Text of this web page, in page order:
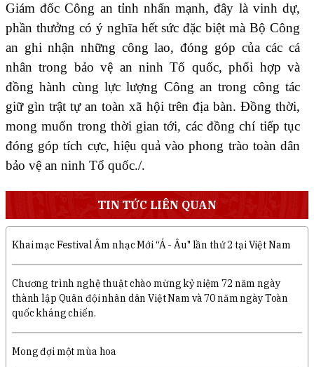
Giám đốc Công an tỉnh nhấn mạnh, đây là vinh dự,
phần thưởng có ý nghĩa hết sức đặc biệt mà Bộ Công
an ghi nhận những công lao, đóng góp của các cá
nhân trong bảo vệ an ninh Tổ quốc, phối hợp và
đồng hành cùng lực lượng Công an trong công tác
giữ gìn trật tự an toàn xã hội trên địa bàn. Đồng thời,
mong muốn trong thời gian tới, các đồng chí tiếp tục
đóng góp tích cực, hiệu quả vào phong trào toàn dân
bảo vệ an ninh Tổ quốc./.
TIN TỨC LIÊN QUAN
Khai mạc Festival Âm nhạc Mới “Á - Âu" lần thứ 2 tại Việt Nam
Chương trình nghệ thuật chào mừng kỷ niệm 72 năm ngày
thành lập Quân đội nhân dân Việt Nam và 70 năm ngày Toàn
quốc kháng chiến.
Mong đợi một mùa hoa